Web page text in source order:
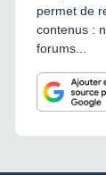
permet de
contenus :
forums...